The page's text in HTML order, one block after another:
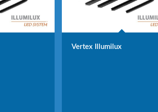
Vertex Illumilux